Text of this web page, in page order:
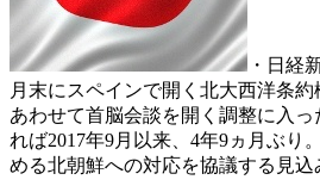
・日経
月末にスペインで開く北大西洋条
あわせて首脳会談を開く調整に入
れば2017年9月以来、4年9ヵ月ぶり
める北朝鮮への対応を協議する見込